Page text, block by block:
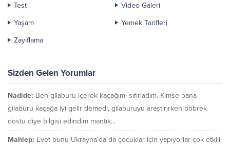
Test
Video Galeri
Yaşam
Yemek Tarifleri
Zayıflama
Sizden Gelen Yorumlar
Nadide: Ben gilaburu içerek kaçağımı sıfırladım. Kimse bana
gilaburu kaçağa iyi gelir demedi, gilaburuyu araştırırken böbrek
dostu diye bilgisi edindim mantık...
Mahlep: Evet bunu Ukrayna'da da çocuklar için yapıyorlar çok etkili